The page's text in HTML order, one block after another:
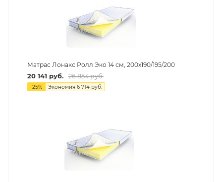
Матрас Лонакс Ролл Эко 14 см, 200х190/195/200
20 141 руб. 26 854руб.
-25% Экономия 6 714руб.